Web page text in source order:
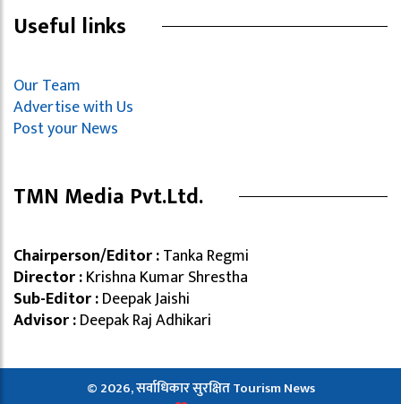
Useful links
Our Team
Advertise with Us
Post your News
TMN Media Pvt.Ltd.
Chairperson/Editor :Tanka Regmi
Director :Krishna Kumar Shrestha
Sub-Editor :Deepak Jaishi
Advisor :Deepak Raj Adhikari
© 2026, सर्वाधिकार सुरक्षित Tourism News